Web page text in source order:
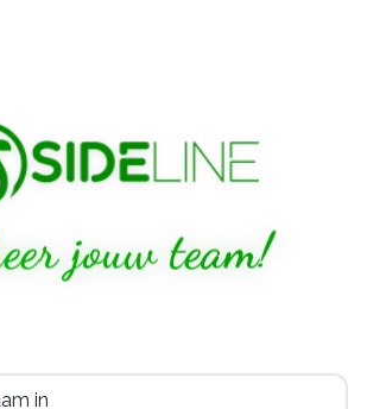
jouw team!